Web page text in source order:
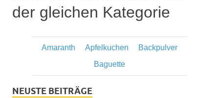
der gleichen Kategorie
Amaranth Apfelkuchen
Backpulver
Baguette
NEUSTE BEITRÄGE